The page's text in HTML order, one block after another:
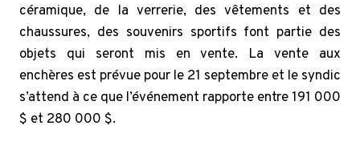
céramique, de la verrerie, des vêtements et des
chaussures, des souvenirs sportifs font partie des
objets qui seront mis en vente. La vente aux
enchères est prévue pour le 21 septembre et le syndic
s’attend à ce que l’événement rapporte entre 191 000
$ et 280 000 $.